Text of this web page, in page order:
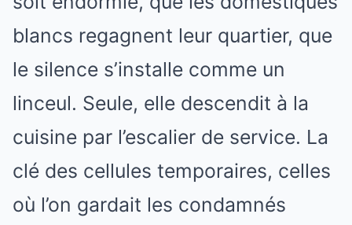
blancs regagnent leur quartier, que
le silence s’installe comme un
linceul. Seule, elle descendit à la
cuisine par l’escalier de service. La
clé des cellules temporaires, celles
où l’on gardait les condamnés